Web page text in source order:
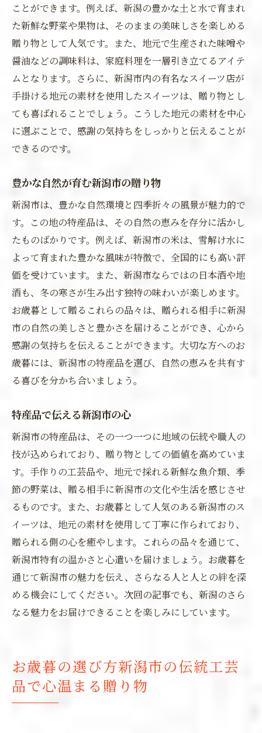
ことができます。例えば、新潟の豊かな土と水で育まれ
た新鮮な野菜や果物は、そのままの美味しさを楽しめる
贈り物として人気です。また、地元で生産された味噌や
醤油などの調味料は、家庭料理を一層引き立てるアイテ
ムとなります。さらに、新潟市内の有名なスイーツ店が
手掛ける地元の素材を使用したスイーツは、贈り物とし
ても喜ばれることでしょう。こうした地元の素材を中心
に選ぶことで、感謝の気持ちをしっかりと伝えることが
できるのです。
豊かな自然が育む新潟市の贈り物
新潟市は、豊かな自然環境と四季折々の風景が魅力的で
す。この地の特産品は、その自然の恵みを存分に活かし
たものばかりです。例えば、新潟市の米は、雪解け水に
よって育まれた豊かな風味が特徴で、全国的にも高い評
価を受けています。また、新潟市ならではの日本酒や地
酒も、冬の寒さが生み出す独特の味わいが楽しめます。
お歳暮として贈るこれらの品々は、贈られる相手に新潟
市の自然の美しさと豊かさを届けることができ、心から
感謝の気持ちを伝えることができます。大切な方へのお
歳暮には、新潟市の特産品を選び、自然の恵みを共有す
る喜びを分かち合いましょう。
特産品で伝える新潟市の心
新潟市の特産品は、その一つ一つに地域の伝統や職人の
技が込められており、贈り物としての価値を高めていま
す。手作りの工芸品や、地元で採れる新鮮な魚介類、季
節の野菜は、贈る相手に新潟市の文化や生活を感じさせ
るものです。また、お歳暮として人気のある新潟市のス
イーツは、地元の素材を使用して丁寧に作られており、
贈られる側の心を癒やします。これらの品々を通じて、
新潟市特有の温かさと心遣いを届けましょう。お歳暮を
通じて新潟市の魅力を伝え、さらなる人と人との絆を深
める機会にしてください。次回の記事でも、新潟のさら
なる魅力をお届けできることを楽しみにしています。
お歳暮の選び方新潟市の伝統工芸
品で心温まる贈り物